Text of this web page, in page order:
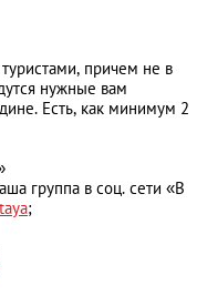
причем не в
нужные вам
Есть, как минимум 2
группа в соц. сети «В
;